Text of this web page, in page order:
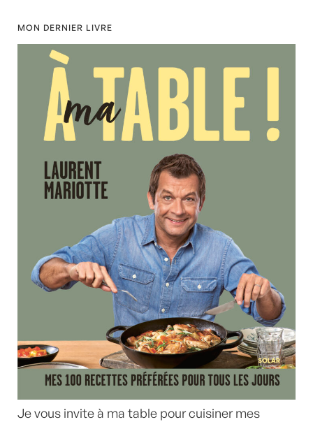
MON DERNIER LIVRE
Je vous invite à ma table pour cuisiner mes